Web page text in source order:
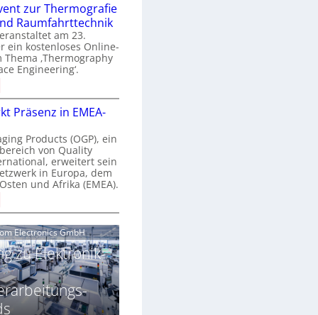
a
zur Thermografie
Raumfahrttechnik
am 23.
ein kostenloses Online-
Thema ‚Thermography
Engineering‘.
T
Präsenz in EMEA-
Products (OGP), ein
von Quality
erweitert sein
in Europa, dem
und Afrika (EMEA).
Electronics GmbH
zu Elektronik-